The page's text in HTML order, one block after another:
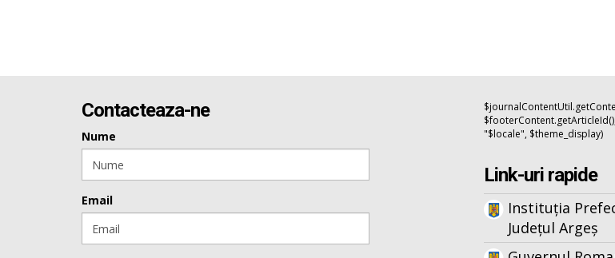
Contacteaza-ne
Nume
Email
"$locale", $theme_display)
Link-uri rapide
Instituția
Județul Argeș